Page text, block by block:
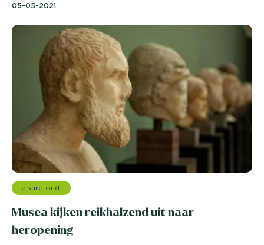
05-05-2021
Musea kijken reikhalzend uit naar
heropening